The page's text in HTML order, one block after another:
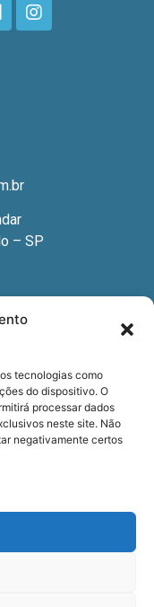
tecnologias como
do dispositivo. O
processar dados
neste site. Não
negativamente certos
– SP